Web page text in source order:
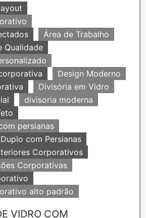
Área de Trabalho
Qualidade
Design Moderno
Divisória em Vidro
divisoria moderna
persianas
com Persianas
Corporativos
Corporativas
alto padrão
VIDRO COM